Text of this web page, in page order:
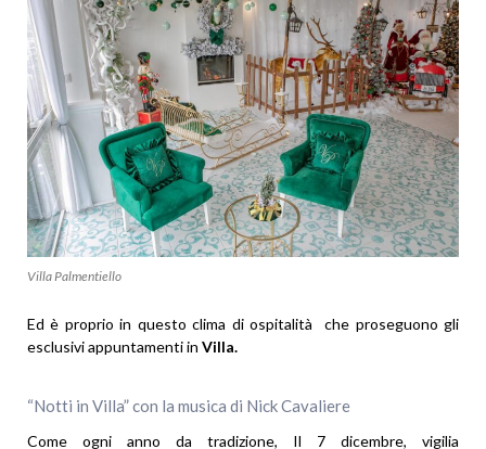
Villa Palmentiello
Ed è proprio in questo clima di ospitalità che proseguono gli
esclusivi appuntamenti in Villa.
“Notti in Villa” con la musica di Nick Cavaliere
Come ogni anno da tradizione, Il 7 dicembre, vigilia